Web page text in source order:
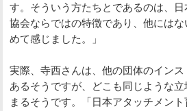
す。そういう方たちとであるのは、
協会ならではの特徴であり、他には
めて感じました。」
実際、寺西さんは、他の団体のイン
あるそうですが、どこも同じような
まるそうです。「日本アタッチメン